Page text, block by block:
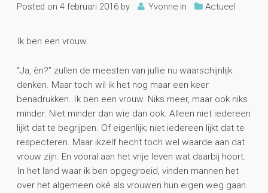
Posted on 4 februari 2016 by Yvonne in Actueel
Ik ben een vrouw.
“Ja, èn?” zullen de meesten van jullie nu waarschijnlijk
denken. Maar toch wil ik het nog maar een keer
benadrukken. Ik ben een vrouw. Niks meer, maar ook niks
minder. Niet minder dan wie dan ook. Alleen niet iedereen
lijkt dat te begrijpen. Of eigenlijk; niet iedereen lijkt dat te
respecteren. Maar ikzelf hecht toch wel waarde aan dat
vrouw zijn. En vooral aan het vrije leven wat daarbij hoort.
In het land waar ik ben opgegroeid, vinden mannen het
over het algemeen oké als vrouwen hun eigen weg gaan.